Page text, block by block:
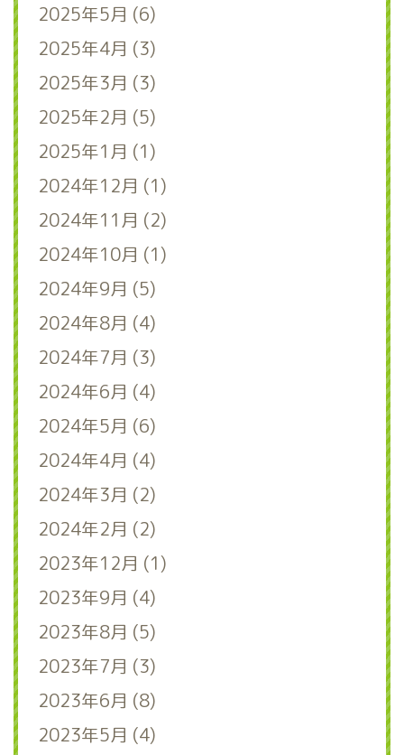
2025年5月 (6)
2025年4月 (3)
2025年3月 (3)
2025年2月 (5)
2025年1月 (1)
2024年12月 (1)
2024年11月 (2)
2024年10月 (1)
2024年9月 (5)
2024年8月 (4)
2024年7月 (3)
2024年6月 (4)
2024年5月 (6)
2024年4月 (4)
2024年3月 (2)
2024年2月 (2)
2023年12月 (1)
2023年9月 (4)
2023年8月 (5)
2023年7月 (3)
2023年6月 (8)
2023年5月 (4)